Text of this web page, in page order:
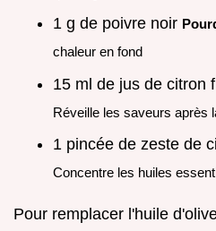
1 g de poivre noir
chaleur en fond
15 ml de jus de citron
Réveille les saveurs après
1 pincée de zeste de
Concentre les huiles
Pour remplacer l'huile